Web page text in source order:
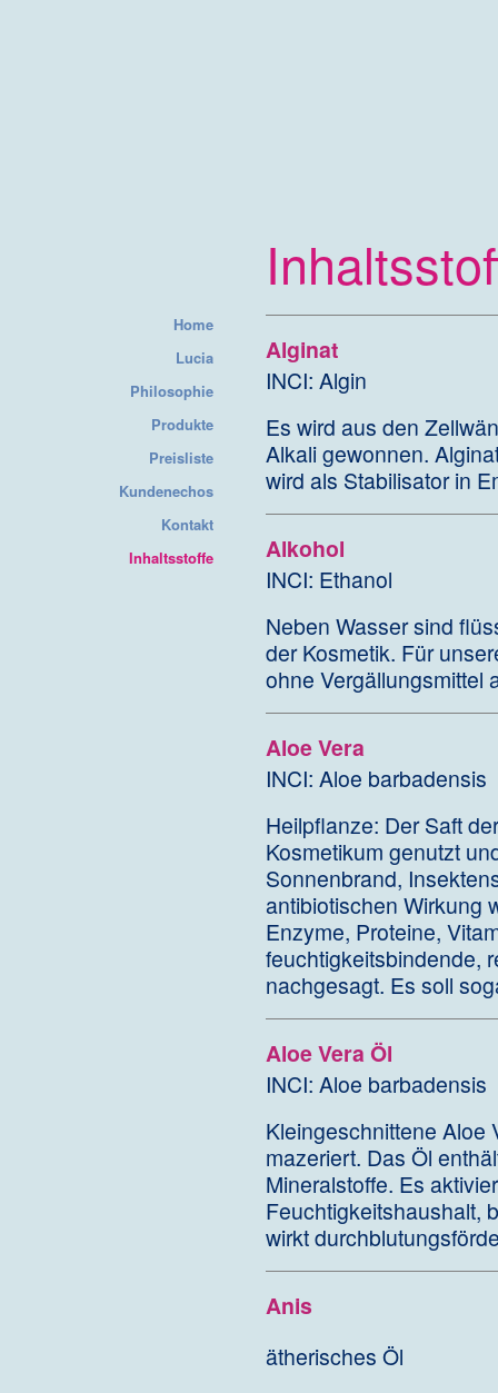
Home
Lucia
Philosophie
Produkte
Preisliste
Kundenechos
Kontakt
Inhaltsstoffe
Alginat
INCI: Algin
Es wird aus den
Alkali gewonnen.
wird als Stabilisator in
Alkohol
INCI: Ethanol
Neben Wasser sind
der Kosmetik. Für
ohne Vergällungsmittel
Aloe Vera
INCI: Aloe barbadensis
Heilpflanze: Der Saft
Kosmetikum genutzt
Sonnenbrand,
antibiotischen Wirkung
Enzyme, Proteine,
feuchtigkeitsbindende,
nachgesagt. Es soll
Aloe Vera Öl
INCI: Aloe barbadensis
Kleingeschnittene Aloe
mazeriert. Das Öl
Mineralstoffe. Es
Feuchtigkeitshaushalt,
wirkt
Anis
ätherisches Öl